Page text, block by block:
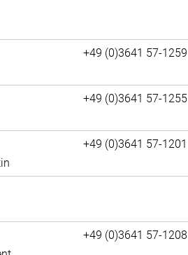
+49 (0)3641 57-1259
+49 (0)3641 57-1255
+49 (0)3641 57-1201
+49 (0)3641 57-1208